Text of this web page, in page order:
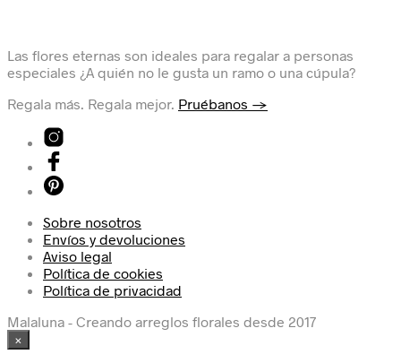
Las flores eternas son ideales para regalar a personas
especiales ¿A quién no le gusta un ramo o una cúpula?
Regala más. Regala mejor. Pruébanos →
Sobre nosotros
Envíos y devoluciones
Aviso legal
Política de cookies
Política de privacidad
Malaluna - Creando arreglos florales desde 2017
×